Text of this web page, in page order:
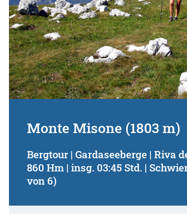
Monte Misone (1803 m)
Bergtour | Gardaseeberge | Riva
860 Hm | insg. 03:45 Std. |
von 6)